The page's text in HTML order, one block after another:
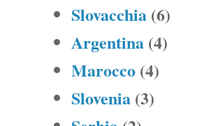
Slovacchia (6)
Argentina (4)
Marocco (4)
Slovenia (3)